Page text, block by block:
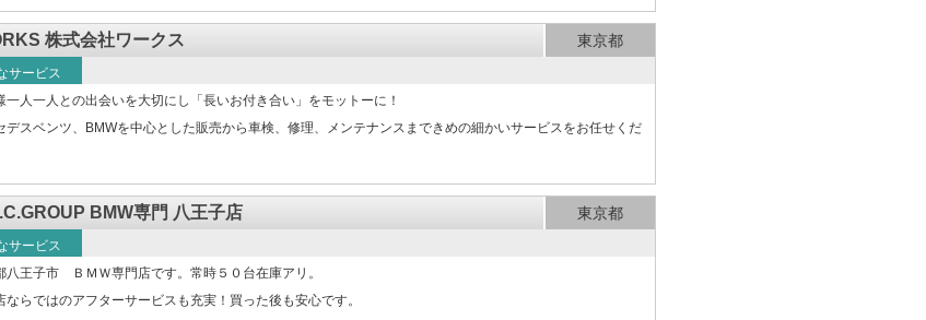
株式会社ワークス 東京都
サービス
一人一人との出会いを大切にし「長いお付き合い」をモットーに！
デスベンツ、BMWを中心とした販売から車検、修理、メンテナンスまできめの細かいサービスをお任せくだ
BMW専門 八王子店 東京都
サービス
八王子市 ＢＭＷ専門店です。常時５０台在庫アリ。
ならではのアフターサービスも充実！買った後も安心です。